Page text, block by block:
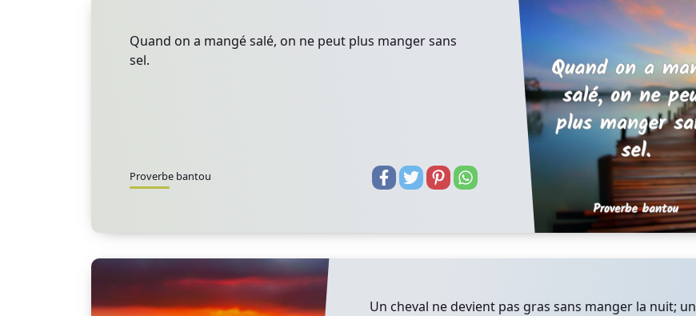
Quand on a mangé salé, on ne peut plus manger sans
sel.
Proverbe bantou
Un cheval ne devient pas gras sans manger la nuit; un